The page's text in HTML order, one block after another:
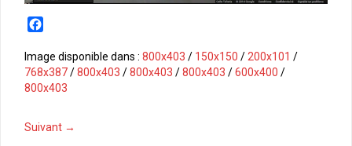
c
e
b
k
Image disponible dans : 800x403 / 150x150 / 200x101 /
768x387/800x403 /800x403 /800x403 /600x400 /
800x403
Suivant →